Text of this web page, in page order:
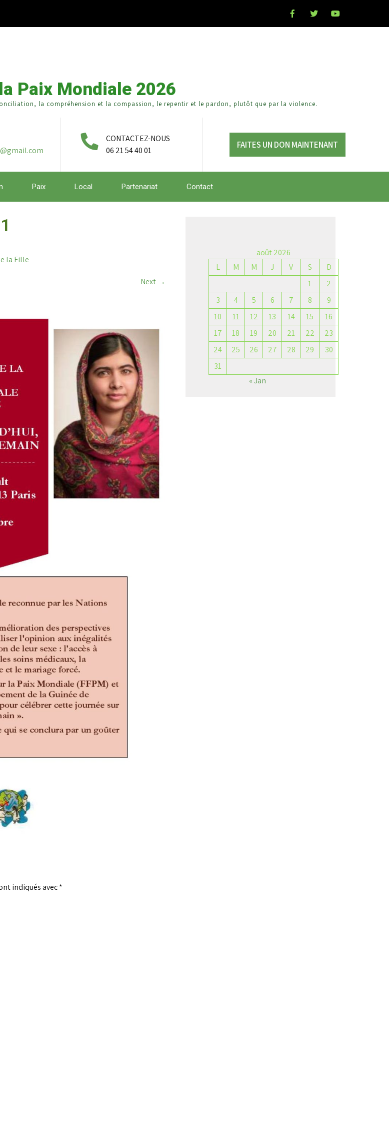
Paix Mondiale 2026
la compréhension et la compassion, le repentir et le pardon, plutôt que par la violence.
CONTACTEZ-NOUS
06 21 54 40 01
FAITES UN DON MAINTENANT
Paix Local Partenariat Contact
la Fille
Next →
indiqués avec*
août 2026
L
M M J V S
D
1
2
3
4 5 6 7 8
9
10
11 12 13 14 15
16
17
18 19 20 21 22
23
24
25 26 27 28 29
30
31
« Jan